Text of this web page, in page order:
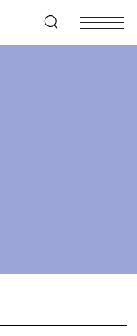
+7 (495) 967-80-80